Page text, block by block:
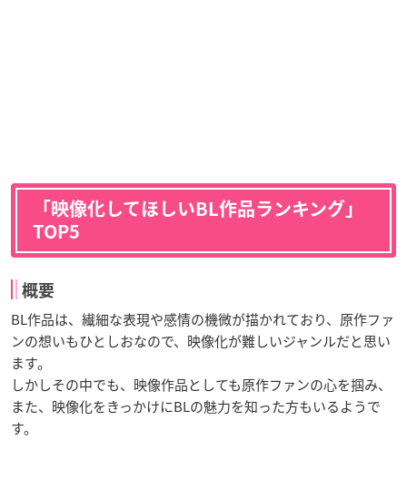
「映像化してほしいBL作品ランキング」
TOP5
概要
BL作品は、繊細な表現や感情の機微が描かれており、原作ファ
ンの想いもひとしおなので、映像化が難しいジャンルだと思い
ます。
しかしその中でも、映像作品としても原作ファンの心を掴み、
また、映像化をきっかけにBLの魅力を知った方もいるようで
す。